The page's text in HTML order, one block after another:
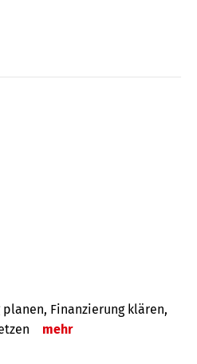
Finanzierung klären,
mehr